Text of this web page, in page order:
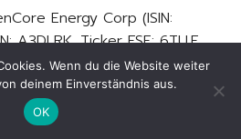
Energy Corp (ISIN:
A3DLRK, Ticker FSE: 6TU.F,
EU) sind in den
beeindruckende 21.300%
Spitze 6,42 CAD in die
einem Aktieninvestment von
Wenn du die Website weiter
deinem Einverständnis aus.
OK